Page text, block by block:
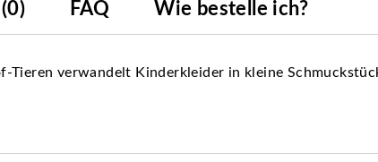
FAQ Wie bestelle ich?
Tieren verwandelt Kinderkleider in kleine